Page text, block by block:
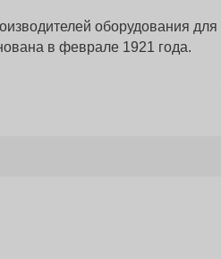
оборудования для
в феврале 1921 года.